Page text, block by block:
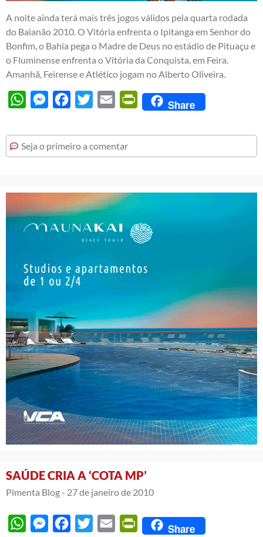
A noite ainda terá mais três jogos válidos pela quarta rodada
do Baianão 2010. O Vitória enfrenta o Ipitanga em Senhor do
Bonfim, o Bahia pega o Madre de Deus no estádio de Pituaçu e
o Fluminense enfrenta o Vitória da Conquista, em Feira.
Amanhã, Feirense e Atlético jogam no Alberto Oliveira.
WhatsAppMessengerFacebook
Twitter Email PrintFriendly
Share
Seja o primeiro a comentar
SAÚDE CRIA A ‘COTA MP’
Pimenta Blog - 27 de janeiro de 2010
WhatsAppMessengerFacebook
Twitter Email PrintFriendly
Share